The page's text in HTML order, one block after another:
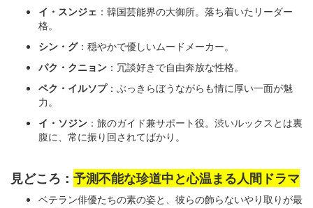
イ・スンジェ ：韓国芸能界の大御所。落ち着いたリーダー
格。
シン・グ：穏やかで優しいムードメーカー。
パク・クニョン ：冗談好きで自由奔放な性格。
ペク・イルソプ：ぶっきらぼうながらも情に厚い一面が魅
力。
イ・ソジン ：旅のガイド兼サポート役。渋いルックスとは裏
腹に、常に振り回されてばかり。
見どころ： 予測不能な珍道中と心温まる人間ドラマ
ベテラン俳優たちの素の姿と、彼らの飾らないやり取りが最